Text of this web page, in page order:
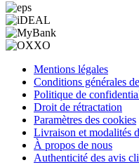
Mentions légales
Conditions générales
Politique de
Droit de rétractation
Paramètres des cookies
Livraison et modalités
À propos de nous
Authenticité des avis